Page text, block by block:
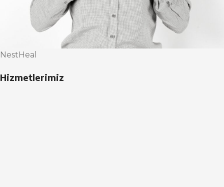
NestHeal
Hizmetlerimiz